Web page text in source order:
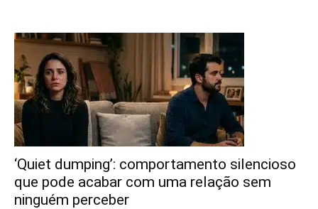
‘Quiet dumping’: comportamento silencioso
que pode acabar com uma relação sem
ninguém perceber